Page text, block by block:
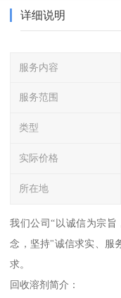
详细说明
服务内容
服务范围
类型
实际价格
所在地
我们公司“以诚信为宗
念，坚持"诚信求实、服
求。
回收溶剂简介：